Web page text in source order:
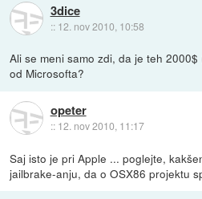
3dice
:: 12. nov 2010, 10:58
Ali se meni samo zdi, da je teh
od Microsofta?
opeter
:: 12. nov 2010, 11:17
Saj isto je pri Apple ... poglejte,
jailbrake-anju, da o OSX86 projektu